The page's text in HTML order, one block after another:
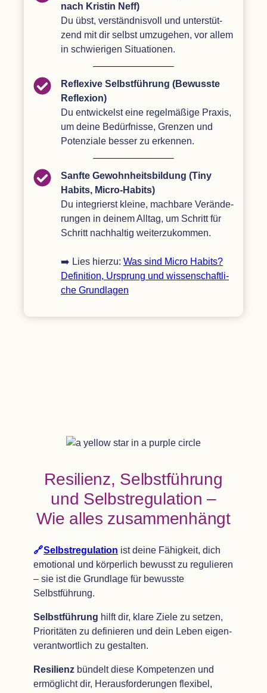
nach Kris­tin Neff)
Du übst, ver­ständ­nis­voll und unter­stüt­
zend mit dir selbst umzu­ge­hen, vor allem
in schwie­ri­gen Situationen.
Refle­xive Selbst­füh­rung (Bewusste
Refle­xion)
Du ent­wi­ckelst eine regel­mä­ßige Pra­xis,
um deine Bedürf­nisse, Gren­zen und
Poten­ziale bes­ser zu erkennen.
Sanfte Gewohn­heits­bil­dung (Tiny
Habits, Micro-Habits)
Du inte­grierst kleine, mach­bare Ver­än­de­
run­gen in dei­nem All­tag, um Schritt für
Schritt nach­hal­tig wei­ter­zu­kom­men.
➡️ Lies hierzu: Was sind Micro Habits?
Defi­ni­tion, Ursprung und wis­sen­schaft­li­
che Grundlagen
Resi­li­enz, Selbst­füh­rung
und Selbst­re­gu­la­tion –
Wie alles zusammenhängt
Selbst­re­gu­la­tion ist deine Fähig­keit, dich
emo­tio­nal und kör­per­lich bewusst zu regu­lie­ren
– sie ist die Grund­lage für bewusste
Selbstführung.
Selbst­füh­rung hilft dir, klare Ziele zu set­zen,
Prio­ri­tä­ten zu defi­nie­ren und dein Leben eigen­
ver­ant­wort­lich zu gestalten.
Resi­li­enz bün­delt diese Kom­pe­ten­zen und
ermög­licht dir, Her­aus­for­de­run­gen fle­xi­bel,